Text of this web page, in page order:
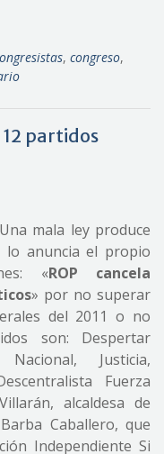
, congreso,
12 partidos
mala ley produce
lo anuncia el propio
«ROP cancela
» por no superar
del 2011 o no
son: Despertar
Justicia,
Fuerza
alcaldesa de
Caballero, que
Independiente Si